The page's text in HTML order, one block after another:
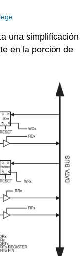
una simplificación
en la porción de